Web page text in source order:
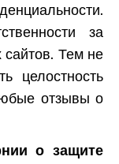
за
сайтов. Тем не
целостность
отзывы о
о защите